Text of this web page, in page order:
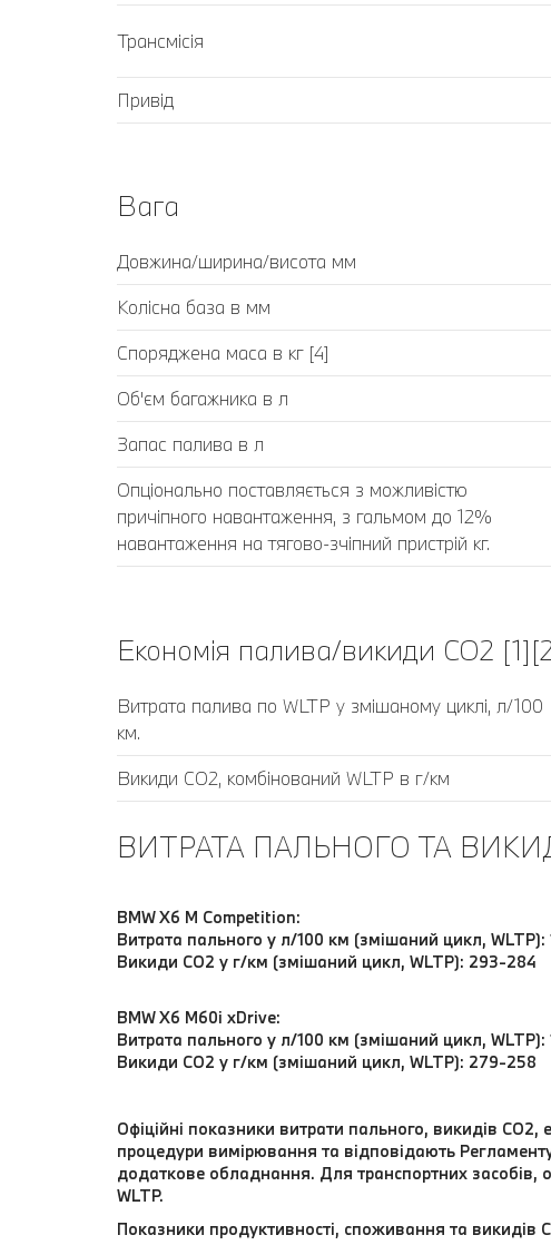
Трансмісія
Привід
Вага
Довжина/ширина/висота мм
Колісна база в мм
Споряджена маса в кг [4]
Об'єм багажника в л
Запас палива в л
Опціонально поставляється з можливістю
причіпного навантаження, з гальмом до 12%
навантаження на тягово-зчіпний пристрій кг.
Економія палива/викиди CO2
Витрата палива по WLTP у змішаному циклі, л/100
км.
Викиди CO2, комбінований WLTP в г/км
ВИТРАТА ПАЛЬНОГО ТА
BMW X6 M Competition:
Витрата пального у л/100 км (змішаний цикл, WLTP):
Викиди CO2 у г/км (змішаний цикл, WLTP): 293-284
BMW X6 M60i xDrive:
Витрата пального у л/100 км (змішаний цикл, WLTP):
Викиди CO2 у г/км (змішаний цикл, WLTP): 279-258
Офіційні показники витрати пального, викидів
процедури вимірювання та відповідають
додаткове обладнання. Для транспортних засобів,
WLTP.
Показники продуктивності, споживання та викидів